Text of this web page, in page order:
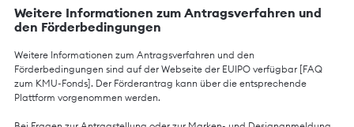
Weitere Informationen zum Antragsverfahren und
den Förderbedingungen
Weitere Informationen zum Antragsverfahren und den
Förderbedingungen sind auf der Webseite der EUIPO verfügbar [FAQ
zum KMU-Fonds]. Der Förderantrag kann über die entsprechende
Plattform vorgenommen werden.